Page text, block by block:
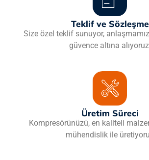
Teklif ve Sözleşme
Size özel teklif sunuyor,
güvence altına
Üretim Süreci
Kompresörünüzü, en kaliteli
mühendislik ile